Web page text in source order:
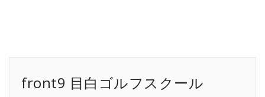
front9 目白ゴルフスクール